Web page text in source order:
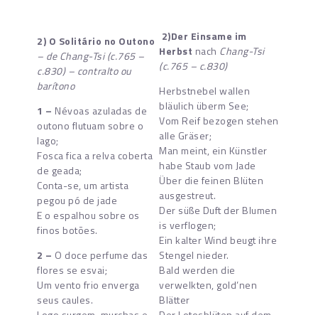
2) O Solitário no Outono
– de Chang-Tsi (c.765 –
c.830) – contralto ou
barítono
1 – Névoas azuladas de
outono flutuam sobre o
lago;
Fosca fica a relva coberta
de geada;
Conta-se, um artista
pegou pó de jade
E o espalhou sobre os
finos botões.
2 – O doce perfume das
flores se esvai;
Um vento frio enverga
seus caules.
2)Der Einsame im
Herbst nach Chang-Tsi
(c.765 – c.830)
Herbstnebel wallen
bläulich überm See;
Vom Reif bezogen stehen
alle Gräser;
Man meint, ein Künstler
habe Staub vom Jade
Über die feinen Blüten
ausgestreut.
Der süße Duft der Blumen
is verflogen;
Ein kalter Wind beugt ihre
Stengel nieder.
Bald werden die
verwelkten, gold’nen
Blätter